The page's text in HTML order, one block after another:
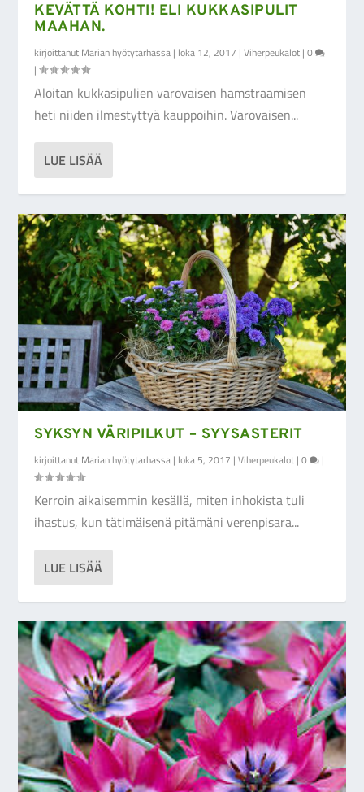
KEVÄTTÄ KOHTI! ELI KUKKASIPULIT
MAAHAN.
kirjoittanut Marian hyötytarhassa | loka 12, 2017 |Viherpeukalot |0
|
Aloitan kukkasipulien varovaisen hamstraamisen
heti niiden ilmestyttyä kauppoihin. Varovaisen...
LUE LISÄÄ
SYKSYN VÄRIPILKUT – SYYSASTERIT
kirjoittanut Marian hyötytarhassa | loka 5, 2017 |Viherpeukalot |0 |
Kerroin aikaisemmin kesällä, miten inhokista tuli
ihastus, kun tätimäisenä pitämäni verenpisara...
LUE LISÄÄ